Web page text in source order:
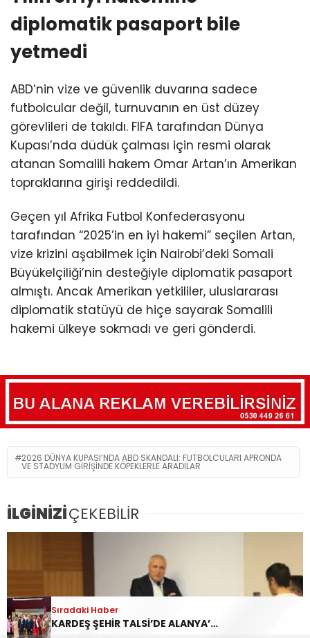
diplomatik pasaport bile
yetmedi
ABD’nin vize ve güvenlik duvarına sadece
futbolcular değil, turnuvanın en üst düzey
görevlileri de takıldı. FIFA tarafından Dünya
Kupası’nda düdük çalması için resmi olarak
atanan Somalili hakem Omar Artan’ın Amerikan
topraklarına girişi reddedildi.
Geçen yıl Afrika Futbol Konfederasyonu
tarafından “2025’in en iyi hakemi” seçilen Artan,
vize krizini aşabilmek için Nairobi’deki Somali
Büyükelçiliği’nin desteğiyle diplomatik pasaport
almıştı. Ancak Amerikan yetkililer, uluslararası
diplomatik statüyü de hiçe sayarak Somalili
hakemi ülkeye sokmadı ve geri gönderdi.
2026 DÜNYA KUPASI’NDA ABD SKANDALI: FUTBOLCULARI APRONDA
VE STADYUM GIRIŞINDE KÖPEKLERLE ARADILAR
İLGİNİZİÇEKEBİLİR
Sıradaki Haber
KARDEŞ ŞEHİR TALSİ’DE ALANYA’NIN KÜLTÜRÜ VE YEREL DEĞERLERİ TANITILDI